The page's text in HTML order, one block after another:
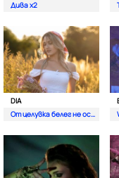
Дива х2
DIA
От целувка белег не остава